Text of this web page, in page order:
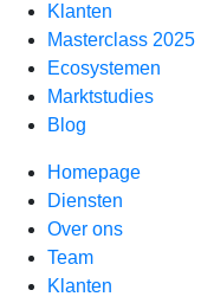
Klanten
Masterclass 2025
Ecosystemen
Marktstudies
Blog
Homepage
Diensten
Over ons
Team
Klanten